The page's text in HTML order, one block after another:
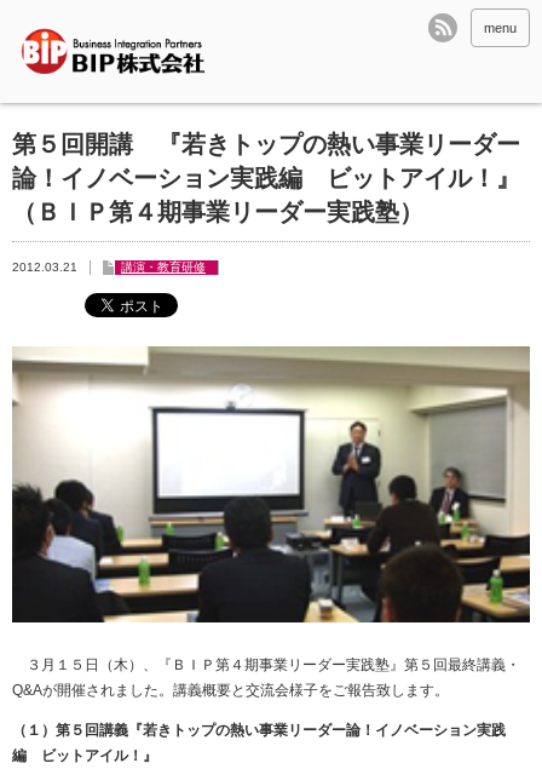
menu
第５回開講 『若きトップの熱い事業リーダー
論！イノベーション実践編 ビットアイル！』
（ＢＩＰ第４期事業リーダー実践塾）
2012.03.21 講演・教育研修
３月１５日（木）、『ＢＩＰ第４期事業リーダー実践塾』第５回最終講義・
Q&Aが開催されました。講義概要と交流会様子をご報告致します。
（１）第５回講義『若きトップの熱い事業リーダー論！イノベーション実践
編 ビットアイル！』